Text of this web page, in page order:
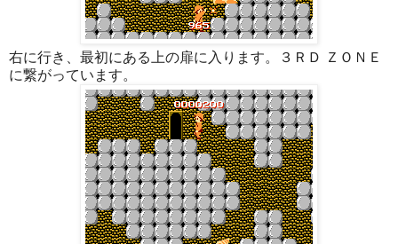
右に行き、最初にある上の扉に入ります。３ＲＤ ＺＯＮＥ
に繋がっています。